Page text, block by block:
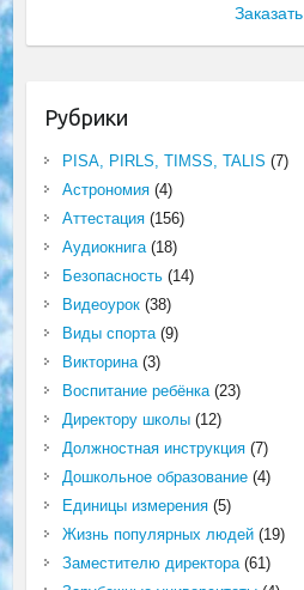
Заказать
Рубрики
PISA, PIRLS, TIMSS, TALIS (7)
Астрономия(4)
Аттестация(156)
Аудиокнига(18)
Безопасность(14)
Видеоурок(38)
Виды спорта(9)
Викторина(3)
Воспитание ребёнка(23)
Директору школы(12)
Должностная инструкция(7)
Дошкольное образование(4)
Единицы измерения(5)
Жизнь популярных людей(19)
Заместителю директора(61)